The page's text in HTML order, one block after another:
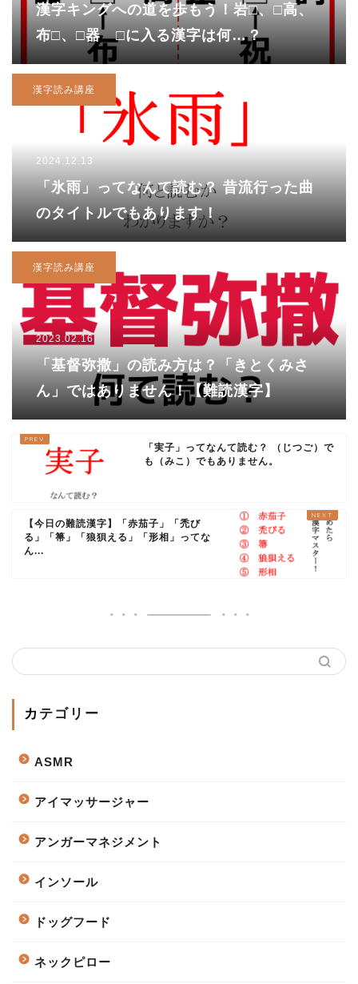
漢字キングへの道を歩もう！岩□、□高、
布□、□器 □に入る漢字は何…？
漢字読み講座
2024.12.13
「氷雨」ってなんて読む？ 昔流行った曲
のタイトルでもあります！
漢字読み講座
2023.02.16
「基督弥撒」の読み方は？「きとくみさ
ん」ではありません！【難読漢字】
「実子」ってなんて読む？ （じつご）で
も（みこ）でもありません。
【今日の難読漢字】「赤茄子」「禿び
る」「箒」「狼狽える」「形相」ってな
ん...
カテゴリー
ASMR
アイマッサージャー
アンガーマネジメント
インソール
ドッグフード
ネックピロー